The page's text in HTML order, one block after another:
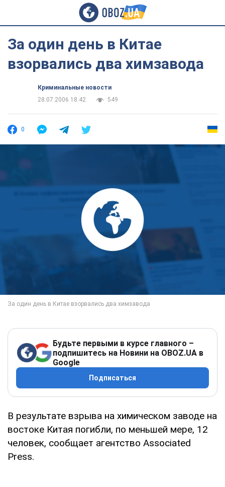
За один день в Китае
взорвались два химзавода
Криминальные новости
28.07.2006 18:42
549
0
Будьте первыми в курсе главного –
подпишитесь на Новини на OBOZ.UA в
Google
Подписаться
В результате взрыва на химическом заводе на
востоке Китая погибли, по меньшей мере, 12
человек, сообщает агентство Associated
Press.